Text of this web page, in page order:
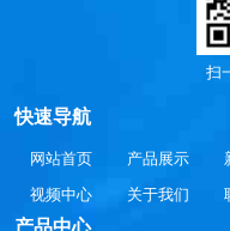
扫
快速导航
网站首页 产品展示
视频中心
关于我们